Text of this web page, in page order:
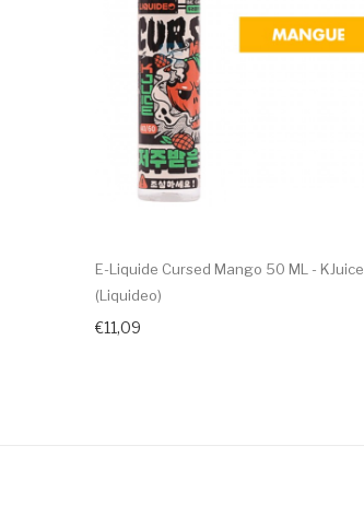
E-Liquide Cursed Mango 50 ML - KJuice
(Liquideo)
€11,09